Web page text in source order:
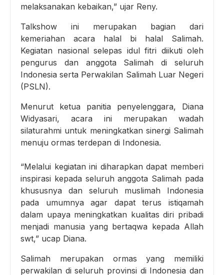
melaksanakan kebaikan,” ujar Reny.
Talkshow ini merupakan bagian dari
kemeriahan acara halal bi halal Salimah.
Kegiatan nasional selepas idul fitri diikuti oleh
pengurus dan anggota Salimah di seluruh
Indonesia serta Perwakilan Salimah Luar Negeri
(PSLN).
Menurut ketua panitia penyelenggara, Diana
Widyasari, acara ini merupakan wadah
silaturahmi untuk meningkatkan sinergi Salimah
menuju ormas terdepan di Indonesia.
“Melalui kegiatan ini diharapkan dapat memberi
inspirasi kepada seluruh anggota Salimah pada
khususnya dan seluruh muslimah Indonesia
pada umumnya agar dapat terus istiqamah
dalam upaya meningkatkan kualitas diri pribadi
menjadi manusia yang bertaqwa kepada Allah
swt,” ucap Diana.
Salimah merupakan ormas yang memiliki
perwakilan di seluruh provinsi di Indonesia dan